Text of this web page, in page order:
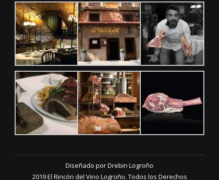
Diseñado porDrebin Logroño
2019 El Rincón del Vino Logroño. Todos los Derechos